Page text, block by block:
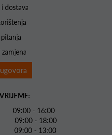
i dostava
09:00 - 16:00
- 18:00
- 13:00